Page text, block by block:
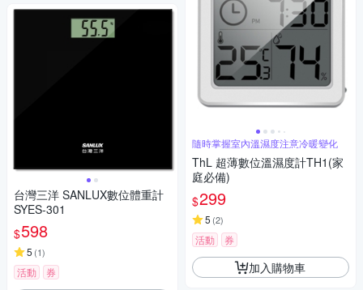
台灣三洋 SANLUX數位體重計
SYES-301
$598
5 (1)
活動 券
隨時掌握室內溫濕度注意冷暖變化
ThL 超薄數位溫濕度計TH1(家
庭必備)
$299
5 (2)
活動 券
加入購物車